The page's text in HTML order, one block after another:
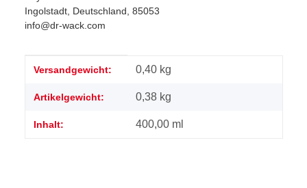
Ingolstadt, Deutschland, 85053
info@dr-wack.com
Produkteigenschaft
Wert
Versandgewicht: 0,40 kg
Artikelgewicht: 0,38 kg
Inhalt: 400,00 ml